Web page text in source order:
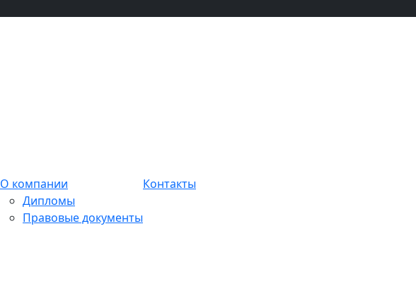
О компании
Дипломы
Правовые документы
Контакты